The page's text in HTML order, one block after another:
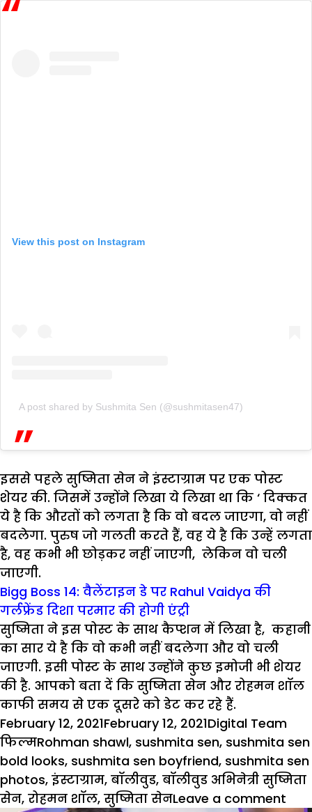
View this post on Instagram
A post shared by Sushmita Sen (@sushmitasen47)
इससे पहले सुष्मिता सेन ने इंस्टाग्राम पर एक पोस्ट
शेयर की. जिसमें उन्होंने लिखा ये लिखा था कि ‘ दिक्कत
ये है कि औरतों को लगता है कि वो बदल जाएगा, वो नहीं
बदलेगा. पुरुष जो गलती करते हैं, वह ये है कि उन्हें लगता
है, वह कभी भी छोड़कर नहीं जाएगी, लेकिन वो चली
जाएगी.
Bigg Boss 14: वैलेंटाइन डे पर Rahul Vaidya की
गर्लफ्रेंड दिशा परमार की होगी एंट्री
सुष्मिता ने इस पोस्ट के साथ कैप्शन में लिखा है, कहानी
का सार ये है कि वो कभी नहीं बदलेगा और वो चली
जाएगी. इसी पोस्ट के साथ उन्होंने कुछ इमोजी भी शेयर
की है. आपको बता दें कि सुष्मिता सेन और रोहमन शॉल
काफी समय से एक दूसरे को डेट कर रहे हैं.
Posted
on
February 12, 2021February 12, 2021Author
Digital Team
फिल्मTags
Rohman shawl, sushmita sen, sushmita sen
bold looks, sushmita sen boyfriend, sushmita sen
photos, इंस्टाग्राम, बॉलीवुड, बॉलीवुड अभिनेत्री सुष्मिता
सेन, रोहमन शॉल, सुष्मिता सेनLeave a comment